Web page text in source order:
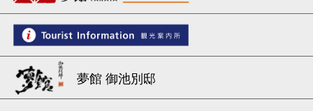
夢館 御池別邸